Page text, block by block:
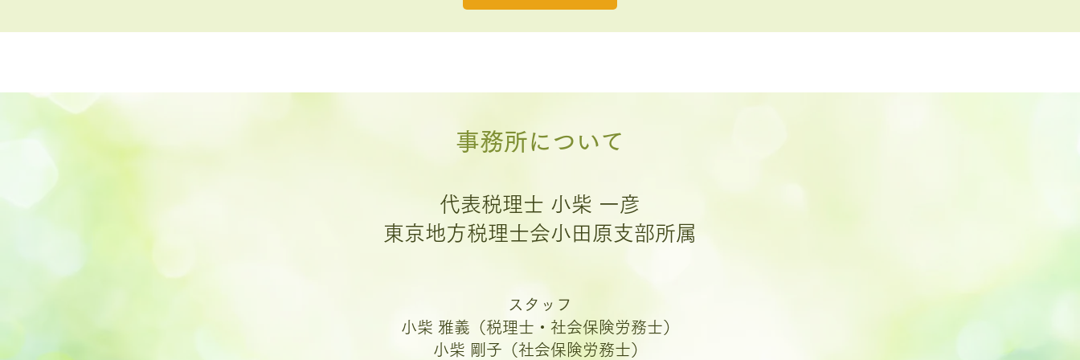
​事務所について
代表税理士 小柴 一彦
東京地方税理士会小田原支部所属
スタッフ
小柴 雅義（税理士・社会保険労務士）
小柴 剛子（社会保険労務士）